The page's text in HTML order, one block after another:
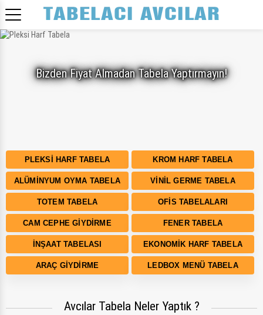
Bizden Fiyat Almadan Tabela Yaptırmayın!
PLEKSI HARF TABELA KROM HARF TABELA
ALÜMINYUM OYMA TABELA VINIL GERME TABELA
TOTEM TABELA OFIS TABELALARI
CAM CEPHE GIYDIRME FENER TABELA
İNŞAAT TABELASI EKONOMIK HARF TABELA
ARAÇ GIYDIRME LEDBOX MENÜ TABELA
Avcılar Tabela Neler Yaptık ?